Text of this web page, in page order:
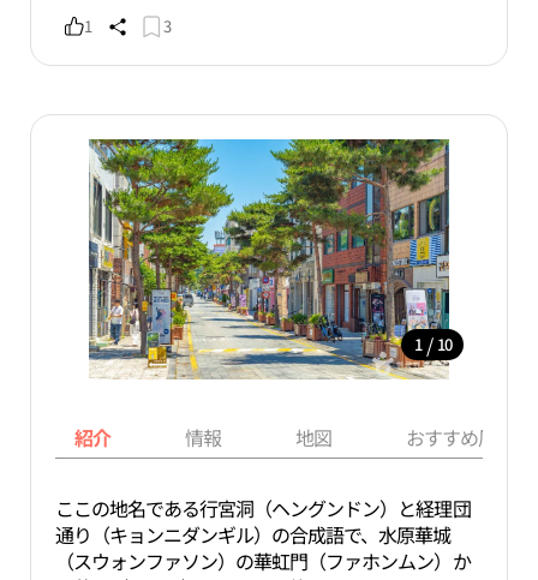
1 3
1 / 10
紹介 情報 地図 おすすめ周辺
ここの地名である行宮洞（ヘングンドン）と経理団
通り（キョンニダンギル）の合成語で、水原華城
（スウォンファソン）の華虹門（ファホンムン）か